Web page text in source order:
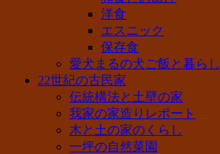
洋食
エスニック
保存食
愛犬まるの犬ご飯と暮らし
22世紀の古民家
伝統構法と土壁の家
我家の家造りレポート
木と土の家のくらし
一坪の自然菜園